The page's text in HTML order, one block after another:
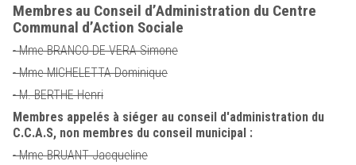
Membres au Conseil d’Administration du Centre
Communal d’Action Sociale
- Mme BRANCO DE VERA Simone
- Mme MICHELETTA Dominique
- M. BERTHE Henri
Membres appelés à siéger au conseil d'administration du
C.C.A.S, non membres du conseil municipal :
- Mme BRUANT Jacqueline